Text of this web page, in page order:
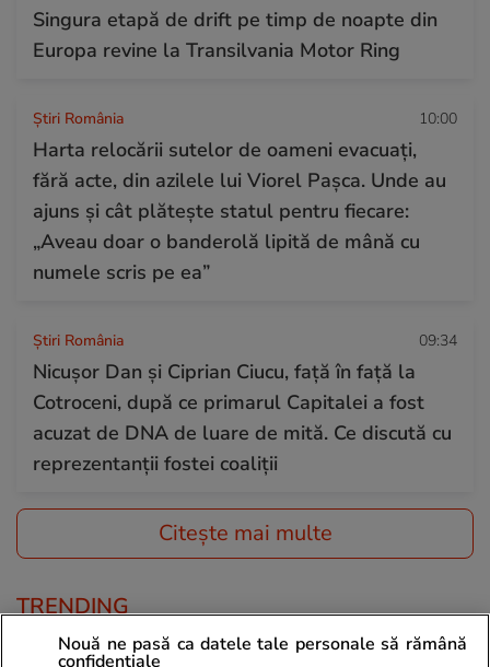
Singura etapă de drift pe timp de noapte din
Europa revine la Transilvania Motor Ring
Știri România 10:00
Harta relocării sutelor de oameni evacuați,
fără acte, din azilele lui Viorel Pașca. Unde au
ajuns și cât plătește statul pentru fiecare:
„Aveau doar o banderolă lipită de mână cu
numele scris pe ea”
Știri România 09:34
Nicușor Dan și Ciprian Ciucu, față în față la
Cotroceni, după ce primarul Capitalei a fost
acuzat de DNA de luare de mită. Ce discută cu
reprezentanții fostei coaliții
Citește mai multe
TRENDING
Știri România 07:00
Nouă ne pasă ca datele tale personale să rămână
confidențiale